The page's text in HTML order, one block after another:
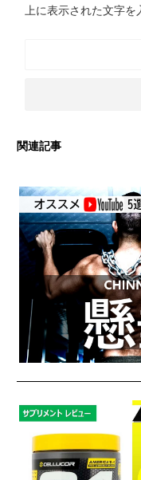
上に表示された文字を
関連記事